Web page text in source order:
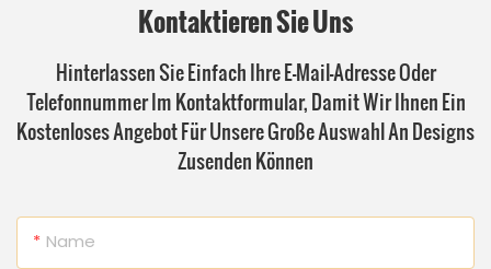
Kontaktieren Sie Uns
Hinterlassen Sie Einfach Ihre E-Mail-Adresse Oder
Telefonnummer Im Kontaktformular, Damit Wir Ihnen Ein
Kostenloses Angebot Für Unsere Große Auswahl An Designs
Zusenden Können
Name